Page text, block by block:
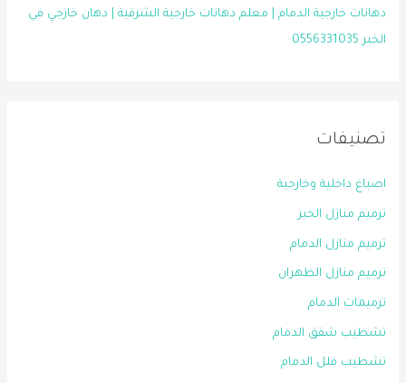
دهانات خارجية الدمام | معلم دهانات خارجية الشرقية | دهان خارجي في
الخبر 0556331035
تصنيفات
اصباغ داخلية وخارجية
ترميم منازل الخبر
ترميم منازل الدمام
ترميم منازل الظهران
ترميمات الدمام
تشطيب شقق الدمام
تشطيب فلل الدمام